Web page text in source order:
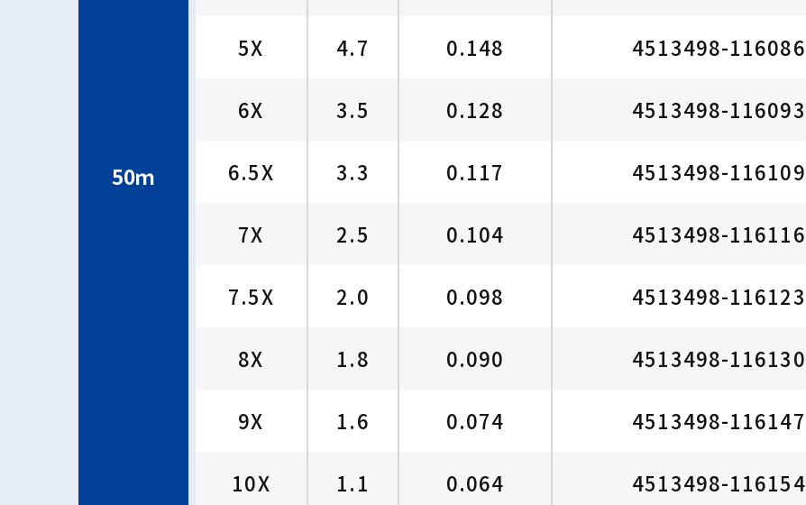
50ｍ
5X 4.7 0.148 4513498-116086
6X 3.5 0.128 4513498-116093
6.5X 3.3 0.117 4513498-116109
7X 2.5 0.104 4513498-116116
7.5X 2.0 0.098 4513498-116123
8X 1.8 0.090 4513498-116130
9X 1.6 0.074 4513498-116147
10X 1.1 0.064 4513498-116154